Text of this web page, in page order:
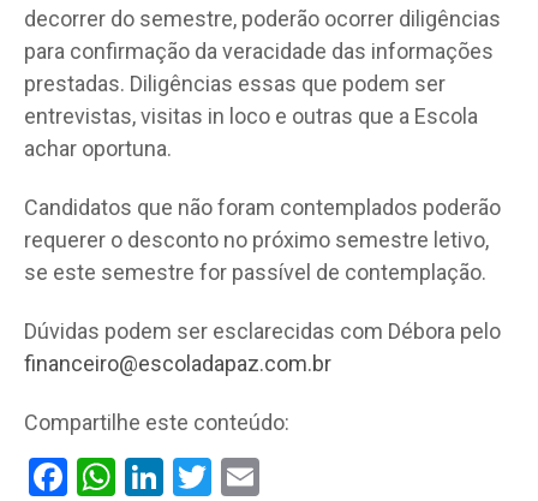
decorrer do semestre, poderão ocorrer diligências
para confirmação da veracidade das informações
prestadas. Diligências essas que podem ser
entrevistas, visitas in loco e outras que a Escola
achar oportuna.
Candidatos que não foram contemplados poderão
requerer o desconto no próximo semestre letivo,
se este semestre for passível de contemplação.
Dúvidas podem ser esclarecidas com Débora pelo
financeiro@escoladapaz.com.br
Compartilhe este conteúdo:
Facebook
WhatsApp
LinkedIn
Twitter